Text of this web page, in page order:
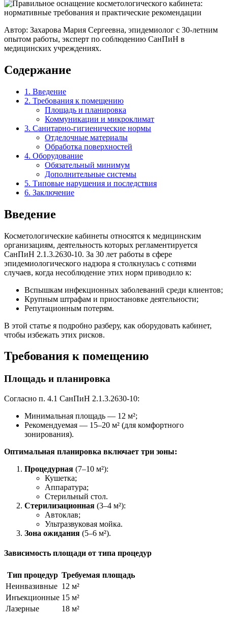
Автор: Захарова Мария Сергеевна, эпидемиолог с 30-летним
опытом работы, эксперт по соблюдению СанПиН в
медицинских учреждениях.
Содержание
1. Введение
2. Требования к помещению
Площадь и планировка
Коммуникации и микроклимат
3. Санитарно-гигиенические нормы
Отделочные материалы
Обработка поверхностей
4. Оборудование
Обязательный минимум
Дополнительные системы
5. Типовые нарушения и последствия
6. Заключение
Введение
Косметологические кабинеты относятся к медицинским
организациям, деятельность которых регламентируется
СанПиН 2.1.3.2630-10. За 30 лет работы в сфере
эпидемиологического надзора я столкнулась с сотнями
случаев, когда несоблюдение этих норм приводило к:
Вспышкам инфекционных заболеваний среди клиентов;
Крупным штрафам и приостановке деятельности;
Репутационным потерям.
В этой статье я подробно разберу, как оборудовать кабинет,
чтобы избежать этих рисков.
Требования к помещению
Площадь и планировка
Согласно п. 4.1 СанПиН 2.1.3.2630-10:
Минимальная площадь — 12 м²;
Рекомендуемая — 15–20 м² (для комфортного
зонирования).
Оптимальная планировка включает три зоны:
Процедурная (7–10 м²):
Кушетка;
Аппаратура;
Стерильный стол.
Стерилизационная (3–4 м²):
Автоклав;
Ультразвуковая мойка.
Зона ожидания (5–6 м²).
Зависимость площади от типа процедур
Тип процедур Требуемая площадь
Неинвазивные 12 м²
Инъекционные 15 м²
Лазерные
18 м²